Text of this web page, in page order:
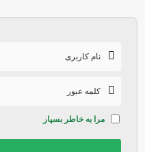
مرا به خاطر بسپار